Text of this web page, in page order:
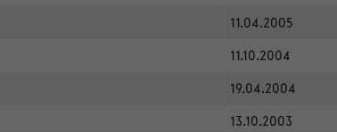
11.04.2005
11.10.2004
19.04.2004
13.10.2003